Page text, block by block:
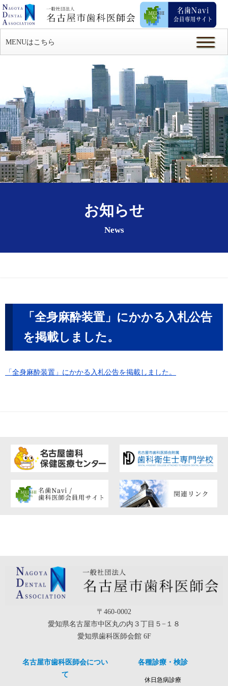
MENUはこちら
お知らせ
News
「全身麻酔装置」にかかる入札公告
を掲載しました。
「全身麻酔装置」にかかる入札公告を掲載しました。
〒460-0002
愛知県名古屋市中区丸の内３丁目５−１８
愛知県歯科医師会館 6F
名古屋市歯科医師会につい
て
各種診療・検診
休日急病診療